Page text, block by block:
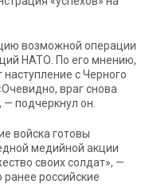
возможной операции
НАТО. По его мнению,
с Черного
враг снова
подчеркнул он.
войска готовы
медийной акции
своих солдат», —
ранее российские